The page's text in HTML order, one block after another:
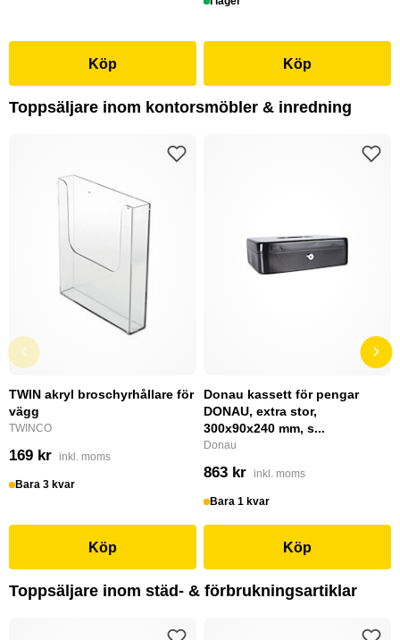
Köp Köp
Toppsäljare inom kontorsmöbler & inredning
TWIN akryl broschyrhållare för
vägg
TWINCO
169 kr inkl. moms
Bara 3 kvar
Köp
Donau kassett för pengar
DONAU, extra stor,
300x90x240 mm, s...
Donau
863 kr inkl. moms
Bara 1 kvar
Köp
Toppsäljare inom städ- & förbrukningsartiklar